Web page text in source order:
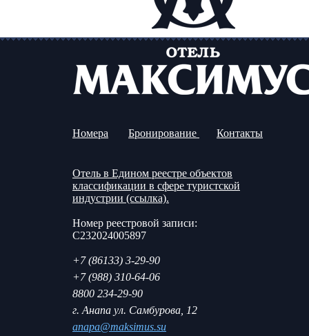
Номера Бронирование Контакты
Отель в Едином реестре объектов
классификации в сфере туристской
индустрии (ссылка).
Номер реестровой записи:
С232024005897
+7 (86133) 3-29-90
+7 (988) 310-64-06
8800 234-29-90
г. Анапа ул. Самбурова, 12
anapa@maksimus.su